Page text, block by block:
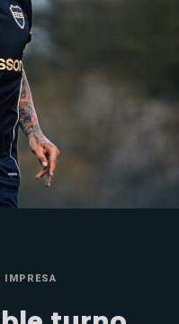
IMPRESA